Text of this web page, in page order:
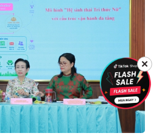
✕